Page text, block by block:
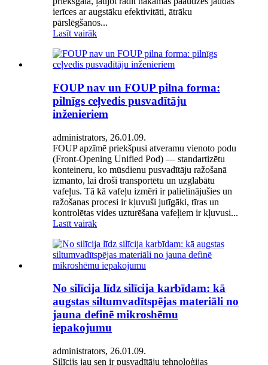
ierīces ar augstāku efektivitāti, ātrāku
pārslēgšanos...
Lasīt vairāk
FOUP nav un FOUP pilna forma:
pilnīgs ceļvedis pusvadītāju
inženieriem
administrators, 26.01.09.
FOUP apzīmē priekšpusi atveramu vienoto podu
(Front-Opening Unified Pod) — standartizētu
konteineru, ko mūsdienu pusvadītāju ražošanā
izmanto, lai droši transportētu un uzglabātu
vafeļus. Tā kā vafeļu izmēri ir palielinājušies un
ražošanas procesi ir kļuvuši jutīgāki, tīras un
kontrolētas vides uzturēšana vafeļiem ir kļuvusi...
Lasīt vairāk
No silīcija līdz silīcija karbīdam: kā
augstas siltumvadītspējas materiāli no
jauna definē mikroshēmu
iepakojumu
administrators, 26.01.09.
Silīcijs jau sen ir pusvadītāju tehnoloģijas